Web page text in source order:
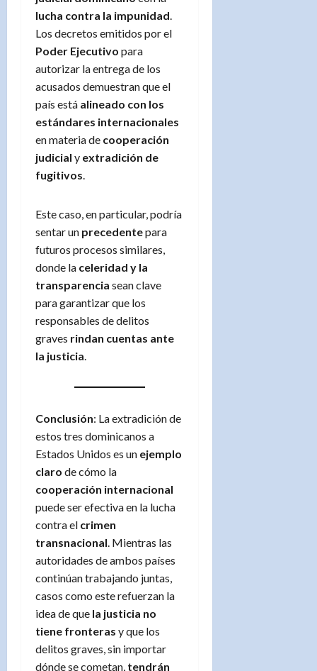
lucha contra la impunidad
Los decretos emitidos por el
Poder Ejecutivo para
autorizar la entrega de los
acusados demuestran que el
país está alineado con los
estándares internacionales
en materia de cooperación
judicial y extradición de
fugitivos
Este caso, en particular, podría
sentar un precedentepara
futuros procesos similares,
donde la celeridad y la
transparencia sean clave
para garantizar que los
responsables de delitos
graves rindan cuentas ante
la justicia
Conclusión: La extradición de
estos tres dominicanos a
Estados Unidos es un ejemplo
claro de cómo la
cooperación internacional
puede ser efectiva en la lucha
contra el crimen
transnacional . Mientras las
autoridades de ambos países
continúan trabajando juntas,
casos como este refuerzan la
idea de que la justicia no
tiene fronteras y que los
delitos graves, sin importar
dónde se cometan, tendrán